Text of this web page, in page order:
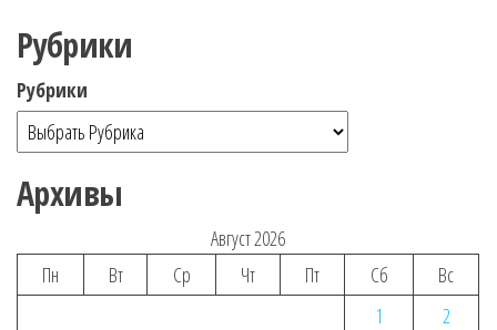
Рубрики
Рубрики
Архивы
Август 2026
Пн
Вт Ср Чт Пт Сб
Вс
1
2